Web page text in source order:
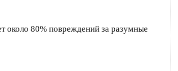
около 80% повреждений за разумные